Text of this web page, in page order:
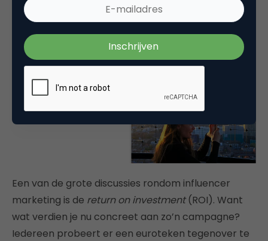
#thisisthehague delen zij hun ervaringen.
Een van de grote discussies rondom influencer
marketing is de return on investment(ROI). Want
wat verdien je nu concreet aan zo’n campagne?
Iedereen probeert er een euroteken tegenover te